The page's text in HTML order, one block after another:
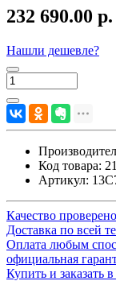
232 690.00 р.
Нашли дешевле?
Код товара:
Артикул:
Качество проверено
Доставка по всей
Оплата любым
официальная
Купить и заказать